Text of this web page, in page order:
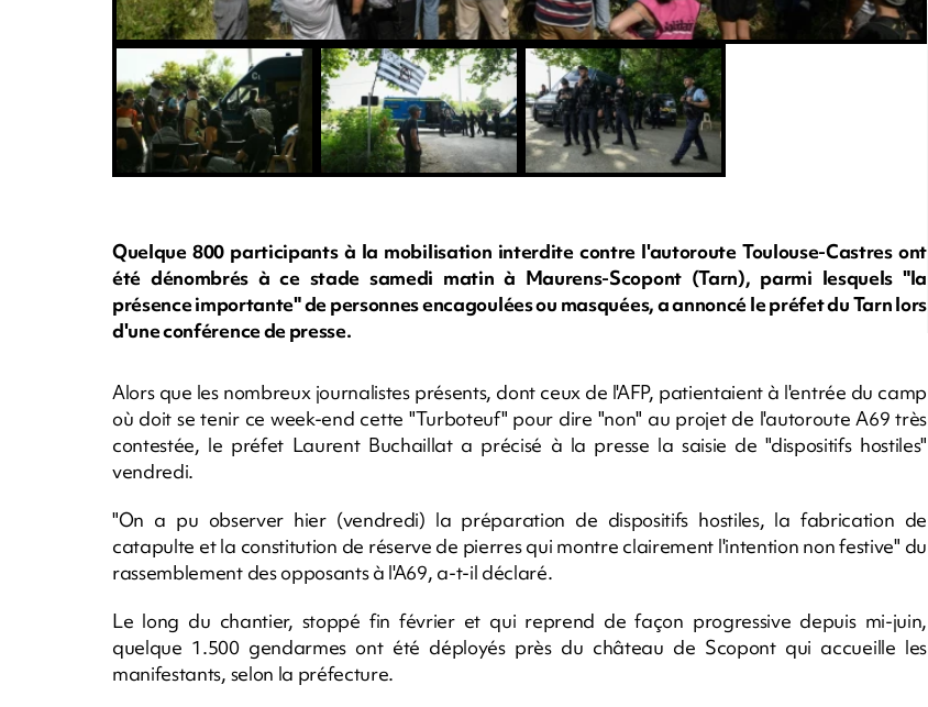
Quelque 800 participants à la mobilisation interdite contre l'autoroute Toulouse-Castres ont
été dénombrés à ce stade samedi matin à Maurens-Scopont (Tarn), parmi lesquels "la
présence importante" de personnes encagoulées ou masquées, a annoncé le préfet du Tarn lors
d'une conférence de presse.
Alors que les nombreux journalistes présents, dont ceux de l'AFP, patientaient à l'entrée du camp
où doit se tenir ce week-end cette "Turboteuf" pour dire "non" au projet de l'autoroute A69 très
contestée, le préfet Laurent Buchaillat a précisé à la presse la saisie de "dispositifs hostiles"
vendredi.
"On a pu observer hier (vendredi) la préparation de dispositifs hostiles, la fabrication de
catapulte et la constitution de réserve de pierres qui montre clairement l'intention non festive" du
rassemblement des opposants à l'A69, a-t-il déclaré.
Le long du chantier, stoppé fin février et qui reprend de façon progressive depuis mi-juin,
quelque 1.500 gendarmes ont été déployés près du château de Scopont qui accueille les
manifestants, selon la préfecture.